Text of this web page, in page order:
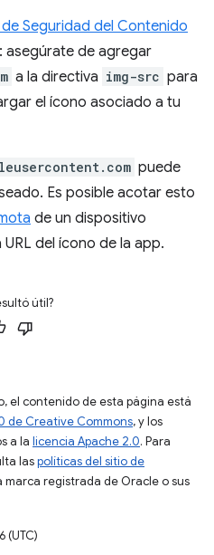
Seguridad del Contenido
asegúrate de agregar
a la directiva img-src para
el ícono asociado a tu
puede
Es posible acotar esto
de un dispositivo
del ícono de la app.
útil?
el contenido de esta página está
de Creative Commons, y los
a la licencia Apache 2.0. Para
laspolíticas del sitio de
marca registrada de Oracle o sus
(UTC)